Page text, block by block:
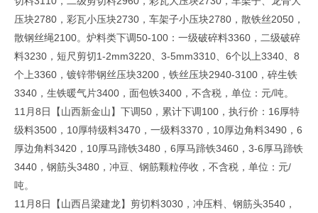
压块2780，彩瓦小压块2730，车架子小压块2780，散铁丝2050，
散钢丝绳2100。炉料类下调50-100：一级破碎料3360，二级破碎
料3230，短尺剪切1-2mm3220、3-5mm3310、6个以上3340、8
个上3360，镀锌带钢丝压块3200，铁丝压块2940-3100，碎生铁
3340，生铁暖气片3400，面包铁3400，不含税，单位：元/吨。
11月8日【山西新金山】下调50，累计下调100，执行价：16厚特
级料3500，10厚特级料3470，一级料3370，10厚边角料3490，6
厚边角料3420，10厚马蹄铁3480，6厚马蹄铁3460，3-6厚马蹄铁
3440，钢筋头3480，冲豆、钢筋颗粒停收，不含税，单位：元/
吨。
11月8日【山西吕梁建龙】剪切料3030，冲压料、钢筋头3540，